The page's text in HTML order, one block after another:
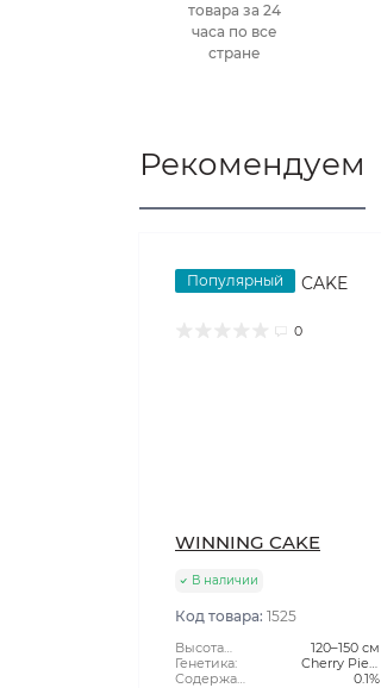
товара за 24
часа по все
стране
Рекомендуем
Популярный
0
WINNING CAKE
В наличии
Код товара: 1525
Высота
растения:
120–150 см
Генетика:
Cherry Pie x
Green Scout
Содержание
0.1%